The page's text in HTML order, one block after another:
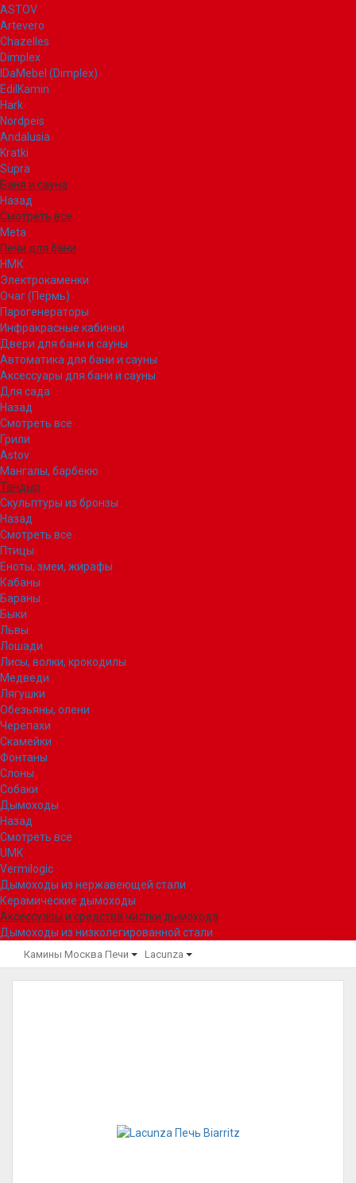
ASTOV
Artevero
Chazelles
Dimplex
IDaMebel (Dimplex)
EdilKamin
Hark
Nordpeis
Andalusia
Kratki
Supra
Баня и сауна
Назад
Смотреть все
Meta
Печи для бани
НМК
Электрокаменки
Очаг (Пермь)
Парогенераторы
Инфракрасные кабинки
Двери для бани и сауны
Автоматика для бани и сауны
Аксессуары для бани и сауны
Для сада
Назад
Смотреть все
Грили
Astov
Мангалы, барбекю
Тандыр
Скульптуры из бронзы
Назад
Смотреть все
Птицы
Еноты, змеи, жирафы
Кабаны
Бараны
Быки
Львы
Лошади
Лисы, волки, крокодилы
Медведи
Лягушки
Обезьяны, олени
Черепахи
Скамейки
Фонтаны
Слоны
Собаки
Дымоходы
Назад
Смотреть все
UMK
Vermilogic
Дымоходы из нержавеющей стали
Керамические дымоходы
Аксессуары и средства чистки дымохода
Дымоходы из низколегированной стали
Камины Москва Печи Lacunza